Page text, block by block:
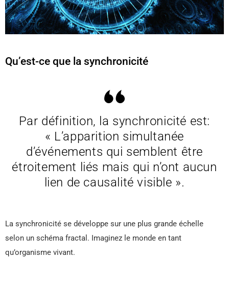
Qu’est-ce que la synchronicité
Par définition, la synchronicité est:
« L’apparition simultanée
d’événements qui semblent être
étroitement liés mais qui n’ont aucun
lien de causalité visible ».
La synchronicité se développe sur une plus grande échelle
selon un schéma fractal. Imaginez le monde en tant
qu’organisme vivant.